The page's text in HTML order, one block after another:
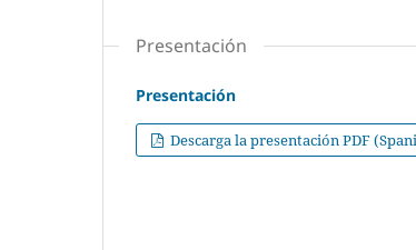
Presentación
Presentación
Descarga la presentación PDF